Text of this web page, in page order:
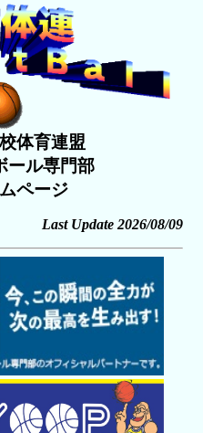
体育連盟
ール専門部
ページ
Last Update 2026/08/09